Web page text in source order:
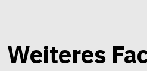
Weiteres